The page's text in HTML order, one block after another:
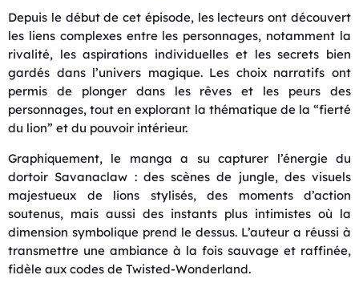
Depuis le début de cet épisode, les lecteurs ont découvert
les liens complexes entre les personnages, notamment la
rivalité, les aspirations individuelles et les secrets bien
gardés dans l’univers magique. Les choix narratifs ont
permis de plonger dans les rêves et les peurs des
personnages, tout en explorant la thématique de la “fierté
du lion” et du pouvoir intérieur.
Graphiquement, le manga a su capturer l’énergie du
dortoir Savanaclaw : des scènes de jungle, des visuels
majestueux de lions stylisés, des moments d’action
soutenus, mais aussi des instants plus intimistes où la
dimension symbolique prend le dessus. L’auteur a réussi à
transmettre une ambiance à la fois sauvage et raffinée,
fidèle aux codes de Twisted-Wonderland.